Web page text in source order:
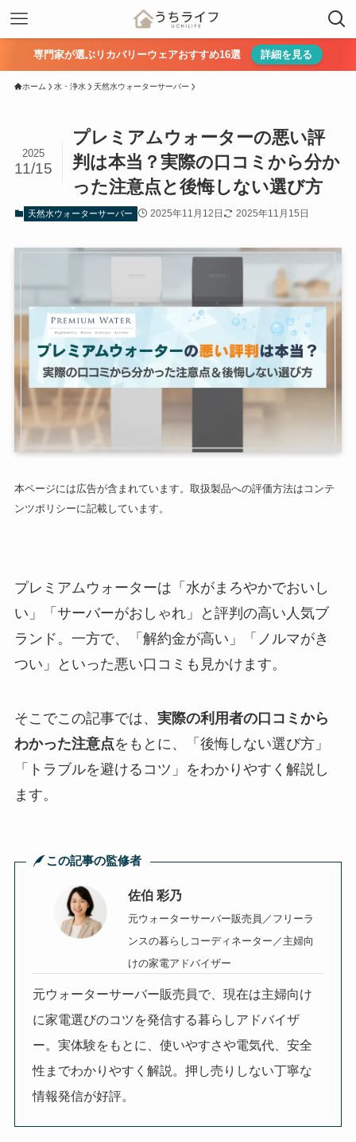
専門家が選ぶリカバリーウェアおすすめ16選 詳細を見る
ホーム 水・浄水 天然水ウォーターサーバー
プレミアムウォーターの悪い評
判は本当？実際の口コミから分か
った注意点と後悔しない選び方
2025
11/15
天然水ウォーターサーバー 2025年11月12日 2025年11月15日
本ページには広告が含まれています。取扱製品への評価方法はコンテ
ンツポリシーに記載しています。
プレミアムウォーターは「水がまろやかでおいし
い」「サーバーがおしゃれ」と評判の高い人気ブ
ランド。一方で、「解約金が高い」「ノルマがき
つい」といった悪い口コミも見かけます。
そこでこの記事では、 実際の利用者の口コミから
わかった注意点をもとに、「後悔しない選び方」
「トラブルを避けるコツ」をわかりやすく解説し
ます。
この記事の監修者
佐伯 彩乃
元ウォーターサーバー販売員／ フリーラ
ンスの暮らしコーディネーター／主婦向
けの家電アドバイザー
元ウォーターサーバー販売員で、現在は主婦向け
に家電選びのコツを発信する暮らしアドバイザ
ー。実体験をもとに、使いやすさや電気代、安全
性までわかりやすく解説。押し売りしない丁寧な
情報発信が好評。